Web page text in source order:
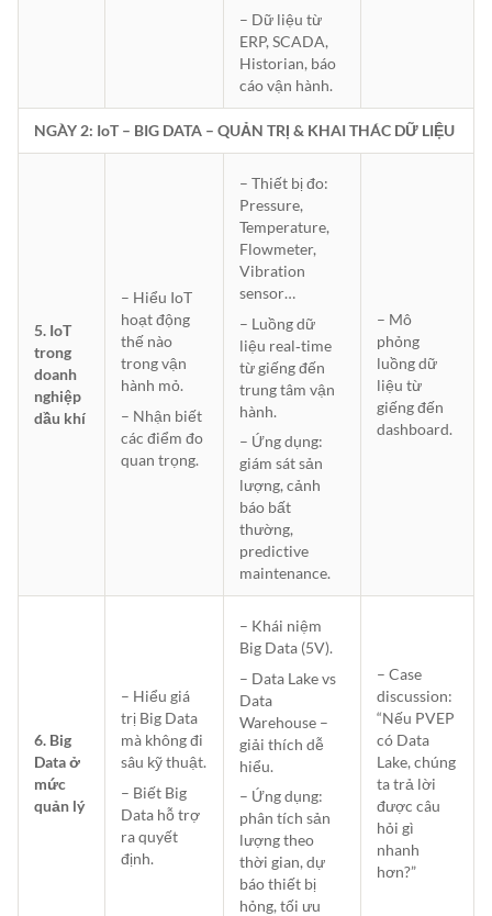
– Dữ liệu từ
ERP, SCADA,
Historian, báo
cáo vận hành.
NGÀY 2: IoT – BIG DATA – QUẢN TRỊ & KHAI THÁC DỮ LIỆU
5. IoT
trong
doanh
nghiệp
dầu khí
– Hiểu IoT
hoạt động
thế nào
trong vận
hành mỏ.
– Nhận biết
các điểm đo
quan trọng.
– Thiết bị đo:
Pressure,
Temperature,
Flowmeter,
Vibration
sensor…
– Luồng dữ
liệu real‑time
từ giếng đến
trung tâm vận
hành.
– Ứng dụng:
giám sát sản
lượng, cảnh
báo bất
thường,
predictive
maintenance.
– Mô
phỏng
luồng dữ
liệu từ
giếng đến
dashboard.
6. Big
Data ở
mức
quản lý
– Hiểu giá
trị Big Data
mà không đi
sâu kỹ thuật.
– Biết Big
Data hỗ trợ
ra quyết
định.
– Khái niệm
Big Data (5V).
– Data Lake vs
Data
Warehouse –
giải thích dễ
hiểu.
– Ứng dụng:
phân tích sản
lượng theo
thời gian, dự
báo thiết bị
hỏng, tối ưu
– Case
discussion:
“Nếu PVEP
có Data
Lake, chúng
ta trả lời
được câu
hỏi gì
nhanh
hơn?”